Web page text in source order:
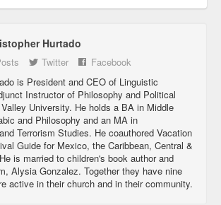
Hurtado
Twitter
Facebook
is President and CEO of Linguistic
Instructor of Philosophy and Political
University. He holds a BA in Middle
and Philosophy and an MA in
Terrorism Studies. He coauthored Vacation
Guide for Mexico, the Caribbean, Central &
is married to children's book author and
Alysia Gonzalez. Together they have nine
active in their church and in their community.